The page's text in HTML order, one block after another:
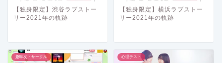
【独身限定】渋谷ラブストー
リー2021年の軌跡
【独身限定】横浜ラブストー
リー2021年の軌跡
趣味友・サークル 心理テスト